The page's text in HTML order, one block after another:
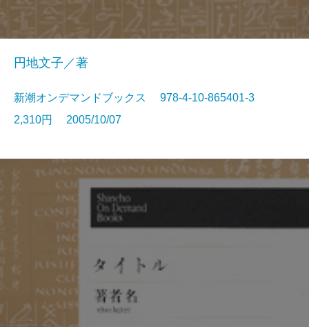
円地文子／著
新潮オンデマンドブックス 978-4-10-865401-3
2,310円 2005/10/07